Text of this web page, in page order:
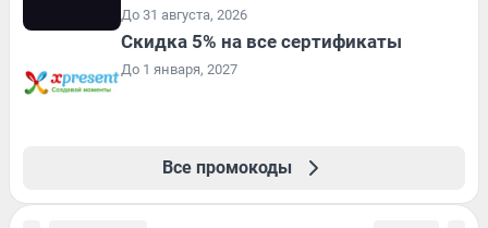
До 31 августа, 2026
Скидка 5% на все сертификаты
До 1 января, 2027
Все промокоды